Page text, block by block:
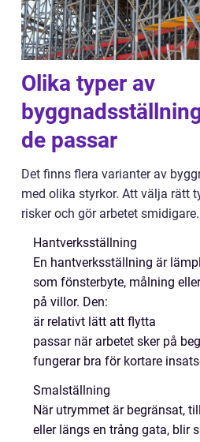
Olika typer av
de passar
Det finns flera varianter av
med olika styrkor. Att välja rätt
risker och gör arbetet smidigare.
Hantverksställning
En hantverksställning är
som fönsterbyte, målning
på villor. Den:
är relativt lätt att flytta
passar när arbetet sker på
fungerar bra för kortare
Smalställning
När utrymmet är begränsat,
eller längs en trång gata, blir